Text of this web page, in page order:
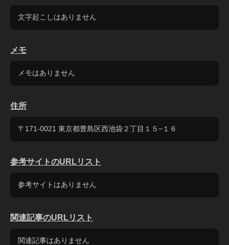
文字起こしはありません
メモ
メモはありません
住所
〒171-0021 東京都豊島区西池袋２丁目１５−１６
参考サイトのURLリスト
参考サイトはありません
関連記事のURLリスト
関連記事はありません